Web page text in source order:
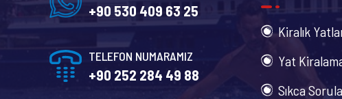
+90 530 409 63 25
TELEFON NUMARAMIZ
+90 252 284 49 88
Kiralık
Yat
Sıkca